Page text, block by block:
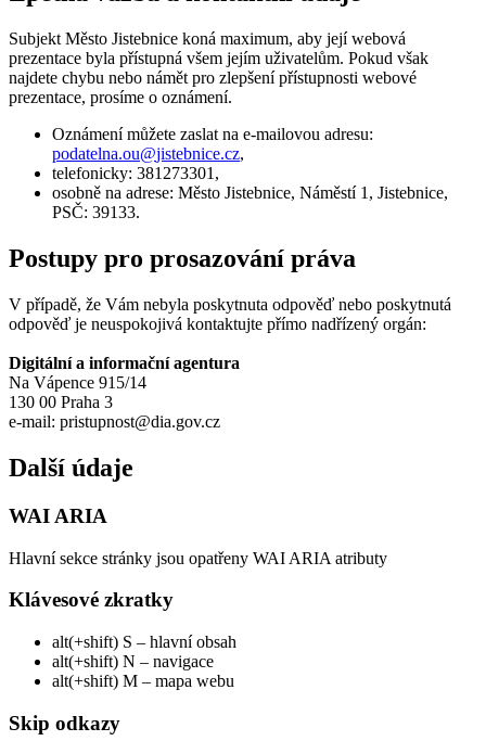
Subjekt Město Jistebnice koná maximum, aby její webová
prezentace byla přístupná všem jejím uživatelům. Pokud však
najdete chybu nebo námět pro zlepšení přístupnosti webové
prezentace, prosíme o oznámení.
Oznámení můžete zaslat na e-mailovou adresu:
podatelna.ou@jistebnice.cz,
telefonicky: 381273301,
osobně na adrese: Město Jistebnice, Náměstí 1, Jistebnice,
PSČ: 39133.
Postupy pro prosazování práva
V případě, že Vám nebyla poskytnuta odpověď nebo poskytnutá
odpověď je neuspokojivá kontaktujte přímo nadřízený orgán:
Digitální a informační agentura
Na Vápence 915/14
130 00 Praha 3
e-mail: pristupnost@dia.gov.cz
Další údaje
WAI ARIA
Hlavní sekce stránky jsou opatřeny WAI ARIA atributy
Klávesové zkratky
alt(+shift) S – hlavní obsah
alt(+shift) N – navigace
alt(+shift) M – mapa webu
Skip odkazy